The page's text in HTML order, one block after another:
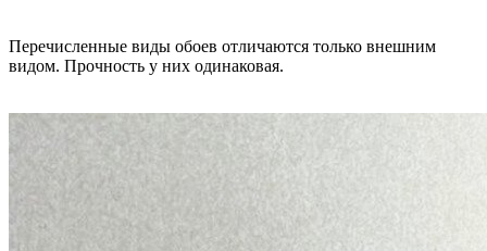
Перечисленные виды обоев отличаются только внешним
видом. Прочность у них одинаковая.